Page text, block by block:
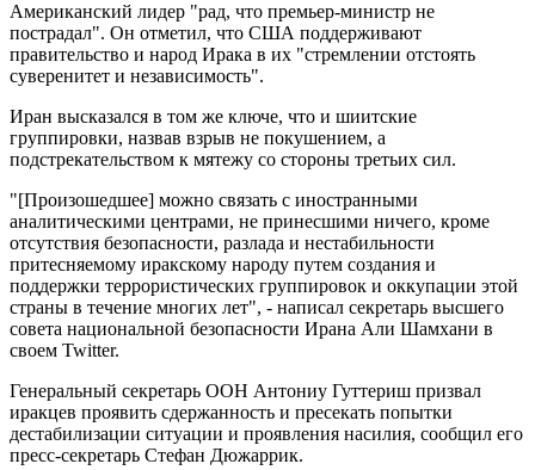
Американский лидер "рад, что премьер-министр не
пострадал". Он отметил, что США поддерживают
правительство и народ Ирака в их "стремлении отстоять
суверенитет и независимость".
Иран высказался в том же ключе, что и шиитские
группировки, назвав взрыв не покушением, а
подстрекательством к мятежу со стороны третьих сил.
"[Произошедшее] можно связать с иностранными
аналитическими центрами, не принесшими ничего, кроме
отсутствия безопасности, разлада и нестабильности
притесняемому иракскому народу путем создания и
поддержки террористических группировок и оккупации этой
страны в течение многих лет", - написал секретарь высшего
совета национальной безопасности Ирана Али Шамхани в
своем Twitter.
Генеральный секретарь ООН Антониу Гуттериш призвал
иракцев проявить сдержанность и пресекать попытки
дестабилизации ситуации и проявления насилия, сообщил его
пресс-секретарь Стефан Дюжаррик.